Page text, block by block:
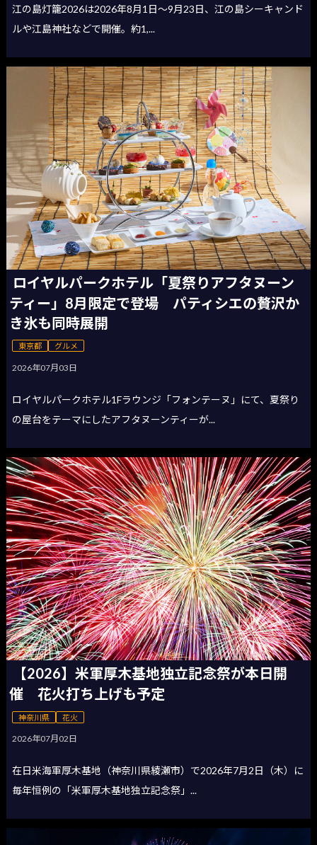
江の島灯籠2026は2026年8月1日〜9月23日、江の島シーキャンド
ルや江島神社などで開催。約1,...
ロイヤルパークホテル「夏祭りアフタヌーン
ティー」8月限定で登場 パティシエの贅沢か
き氷も同時展開
東京都 グルメ
2026年07月03日
ロイヤルパークホテル1Fラウンジ「フォンテーヌ」にて、夏祭り
の屋台をテーマにしたアフタヌーンティーが...
【2026】米軍厚木基地独立記念祭が本日開
催 花火打ち上げも予定
神奈川県 花火
2026年07月02日
在日米海軍厚木基地（神奈川県綾瀬市）で2026年7月2日（木）に
毎年恒例の「米軍厚木基地独立記念祭」...